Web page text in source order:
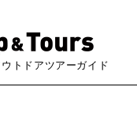
トドアツアーガイド